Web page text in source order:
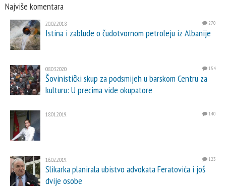
Najviše komentara
20.02.2018. 270
Istina i zablude o čudotvornom petroleju iz Albanije
08.03.2020. 154
Šovinistički skup za podsmijeh u barskom Centru za
kulturu: U precima vide okupatore
18.01.2019. 140
16.02.2019. 123
Slikarka planirala ubistvo advokata Feratovića i još
dvije osobe